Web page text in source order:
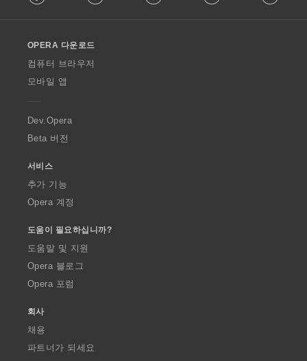
w
O
p
a
OPERA 다운로드
컴퓨터 브라우저
모바일 앱
Dev.Opera
Beta 버전
서비스
추가 기능
Opera 계정
도움이 필요하십니까?
도움말 및 지원
Opera 블로그
Opera 포럼
회사
채용
파트너가 되세요